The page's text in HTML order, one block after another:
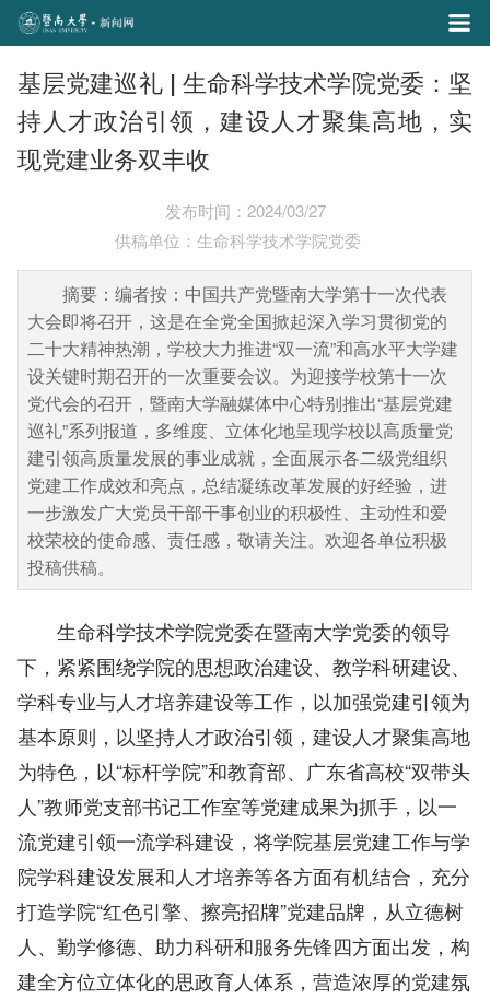
基层党建巡礼 | 生命科学技术学院党委：坚
持人才政治引领，建设人才聚集高地，实
现党建业务双丰收
发布时间：2024/03/27
供稿单位：生命科学技术学院党委
摘要：编者按：中国共产党暨南大学第十一次代表
大会即将召开，这是在全党全国掀起深入学习贯彻党的
二十大精神热潮，学校大力推进“双一流”和高水平大学建
设关键时期召开的一次重要会议。为迎接学校第十一次
党代会的召开，暨南大学融媒体中心特别推出“基层党建
巡礼”系列报道，多维度、立体化地呈现学校以高质量党
建引领高质量发展的事业成就，全面展示各二级党组织
党建工作成效和亮点，总结凝练改革发展的好经验，进
一步激发广大党员干部干事创业的积极性、主动性和爱
校荣校的使命感、责任感，敬请关注。欢迎各单位积极
投稿供稿。
生命科学技术学院党委在暨南大学党委的领导
下，紧紧围绕学院的思想政治建设、教学科研建设、
学科专业与人才培养建设等工作，以加强党建引领为
基本原则，以坚持人才政治引领，建设人才聚集高地
为特色，以“标杆学院”和教育部、广东省高校“双带头
人”教师党支部书记工作室等党建成果为抓手，以一
流党建引领一流学科建设，将学院基层党建工作与学
院学科建设发展和人才培养等各方面有机结合，充分
打造学院“红色引擎、擦亮招牌”党建品牌，从立德树
人、勤学修德、助力科研和服务先锋四方面出发，构
建全方位立体化的思政育人体系，营造浓厚的党建氛